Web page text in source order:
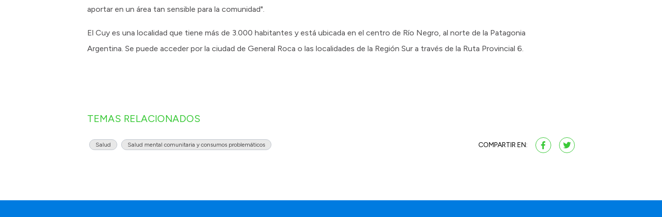
aportar en un área tan sensible para la comunidad".
El Cuy es una localidad que tiene más de 3.000 habitantes y está ubicada en el centro de Río Negro, al norte de la Patagonia
Argentina. Se puede acceder por la ciudad de General Roca o las localidades de la Región Sur a través de la Ruta Provincial 6.
TEMAS RELACIONADOS
Salud Salud mental comunitaria y consumos problemáticos COMPARTIR EN: